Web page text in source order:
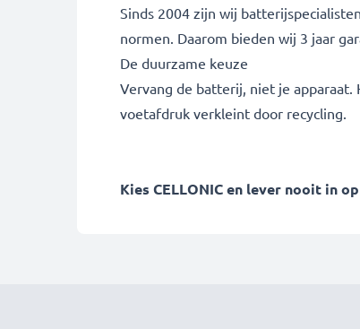
Sinds 2004 zijn wij
normen. Daarom bieden wij 3 jaar
De duurzame keuze
Vervang de batterij, niet je
voetafdruk verkleint door recycling.
Kies CELLONIC en lever nooit in